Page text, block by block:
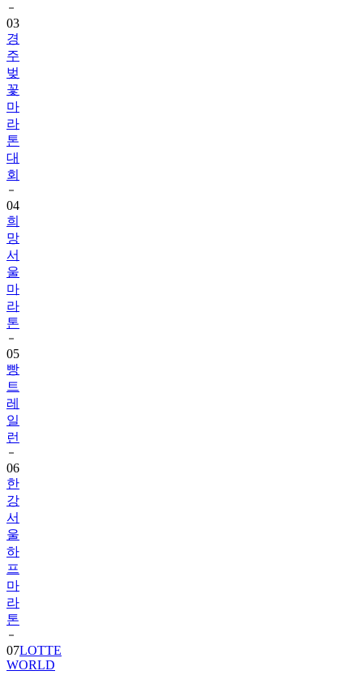
03
경
주
벚
꽃
마
라
톤
대
회
04
희
망
서
울
마
라
톤
05
빵
트
레
일
런
06
한
강
서
울
하
프
마
라
톤
07LOTTE
WORLD